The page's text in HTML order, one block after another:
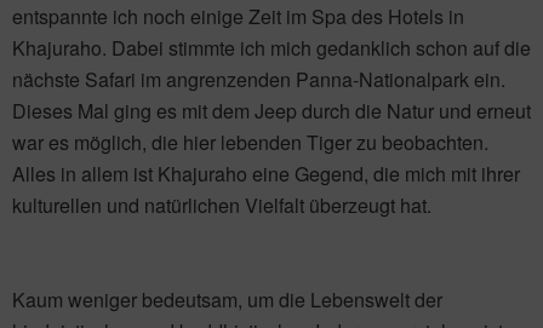
entspannte ich noch einige Zeit im Spa des Hotels in
Khajuraho. Dabei stimmte ich mich gedanklich schon auf die
nächste Safari im angrenzenden Panna-Nationalpark ein.
Dieses Mal ging es mit dem Jeep durch die Natur und erneut
war es möglich, die hier lebenden Tiger zu beobachten.
Alles in allem ist Khajuraho eine Gegend, die mich mit ihrer
kulturellen und natürlichen Vielfalt überzeugt hat.
Kaum weniger bedeutsam, um die Lebenswelt der